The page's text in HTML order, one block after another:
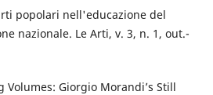
popolari nell'educazione del
nazionale. Le Arti, v. 3, n. 1, out.-
Volumes: Giorgio Morandi’s Still